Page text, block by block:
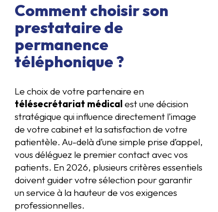
Comment choisir son
prestataire de
permanence
téléphonique ?
Le choix de votre partenaire en
télésecrétariat médical est une décision
stratégique qui influence directement l’image
de votre cabinet et la satisfaction de votre
patientèle. Au-delà d’une simple prise d’appel,
vous déléguez le premier contact avec vos
patients. En 2026, plusieurs critères essentiels
doivent guider votre sélection pour garantir
un service à la hauteur de vos exigences
professionnelles.